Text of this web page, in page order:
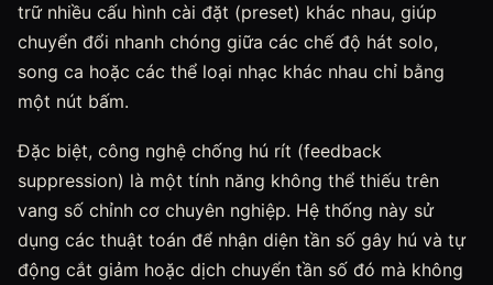
trữ nhiều cấu hình cài đặt (preset) khác nhau, giúp
chuyển đổi nhanh chóng giữa các chế độ hát solo,
song ca hoặc các thể loại nhạc khác nhau chỉ bằng
một nút bấm.
Đặc biệt, công nghệ chống hú rít (feedback
suppression) là một tính năng không thể thiếu trên
vang số chỉnh cơ chuyên nghiệp. Hệ thống này sử
dụng các thuật toán để nhận diện tần số gây hú và tự
động cắt giảm hoặc dịch chuyển tần số đó mà không